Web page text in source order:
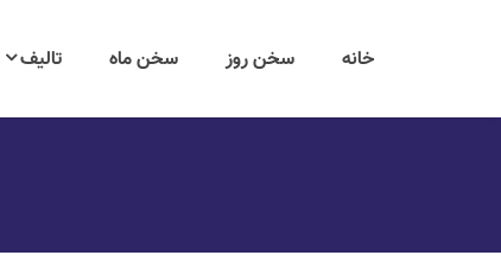
خانه سخن روز سخن ماه تالیف